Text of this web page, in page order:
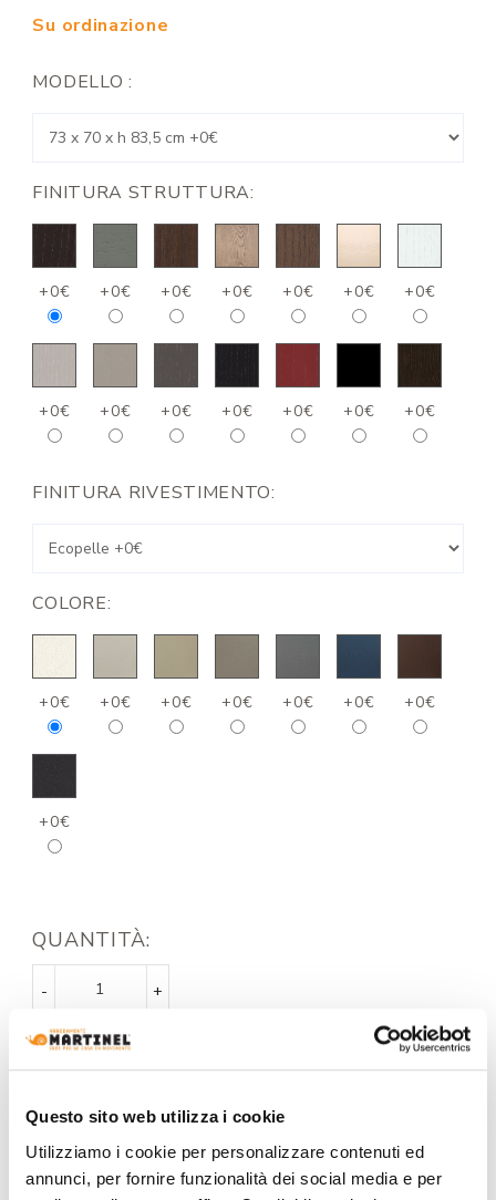
Questo sito web utilizza i cookie
Utilizziamo i cookie per personalizzare contenuti ed
annunci, per fornire funzionalità dei social media e per
Su ordinazione
MODELLO :
FINITURA STRUTTURA:
+0€ +0€ +0€ +0€ +0€ +0€ +0€
+0€ +0€ +0€ +0€ +0€ +0€ +0€
FINITURA RIVESTIMENTO:
COLORE:
+0€ +0€ +0€ +0€ +0€ +0€ +0€
+0€
QUANTITÀ:
- +
€ 1.012,11 € 1.488,40